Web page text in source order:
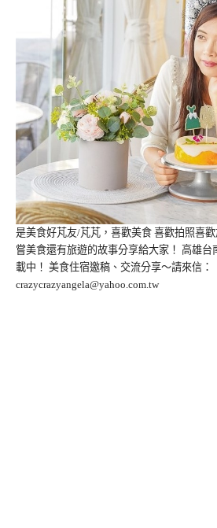
是美食好芃友/芃芃，喜歡美食 喜歡拍照喜
嘗美食還有旅遊的故事分享給大家！ 高雄
載中！ 美食住宿邀稿、交流分享～請來信：
crazycrazyangela@yahoo.com.tw